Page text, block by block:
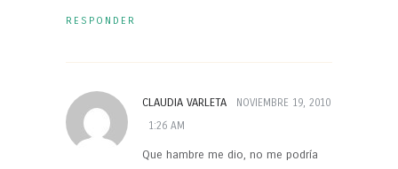
RESPONDER
CLAUDIA VARLETA
NOVIEMBRE 19, 2010
1:26 AM
Que hambre me dio, no me podría